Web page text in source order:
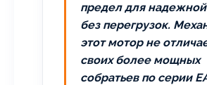
предел для
без перегрузок.
этот мотор не
своих более мощных
собратьев по серии